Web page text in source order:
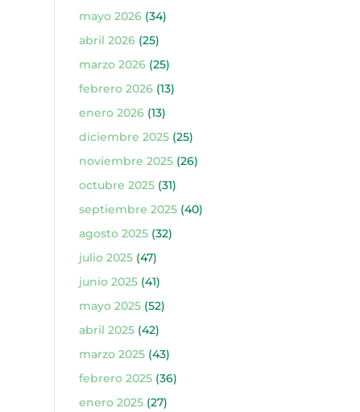
mayo 2026(34)
abril 2026(25)
marzo 2026(25)
febrero 2026(13)
enero 2026(13)
diciembre 2025(25)
noviembre 2025(26)
octubre 2025(31)
septiembre 2025(40)
agosto 2025(32)
julio 2025(47)
junio 2025(41)
mayo 2025(52)
abril 2025(42)
marzo 2025(43)
febrero 2025(36)
enero 2025(27)